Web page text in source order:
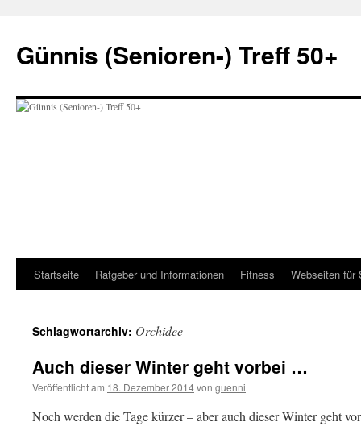
springen
Günnis (Senioren-) Treff 50+
Startseite Ratgeber und Informationen Fitness Webseiten für
Schlagwortarchiv: Orchidee
Auch dieser Winter geht vorbei …
Veröffentlicht am 18. Dezember 2014von guenni
Noch werden die Tage kürzer – aber auch dieser Winter geht